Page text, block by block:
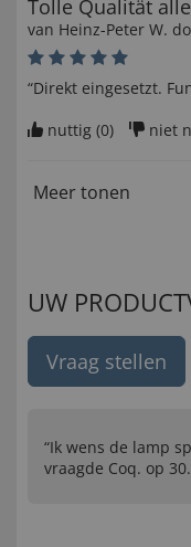
Tolle Qualität
van Heinz-Peter W.
“Direkt eingesetzt.
nuttig (0) niet
Meer tonen
UW
Vraag stellen
“Ik wens de lamp
vraagde Coq. op